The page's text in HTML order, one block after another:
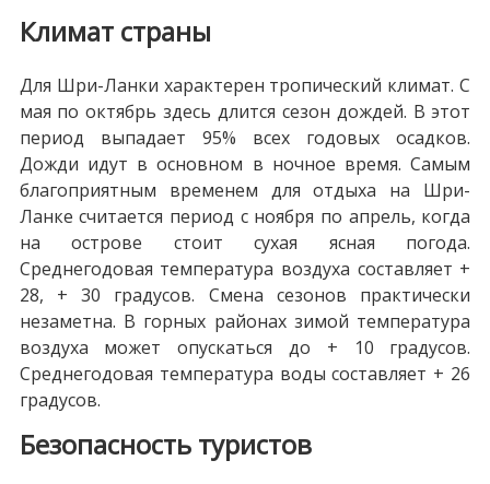
Климат страны
Для Шри-Ланки характерен тропический климат. С
мая по октябрь здесь длится сезон дождей. В этот
период выпадает 95% всех годовых осадков.
Дожди идут в основном в ночное время. Самым
благоприятным временем для отдыха на Шри-
Ланке считается период с ноября по апрель, когда
на острове стоит сухая ясная погода.
Среднегодовая температура воздуха составляет +
28, + 30 градусов. Смена сезонов практически
незаметна. В горных районах зимой температура
воздуха может опускаться до + 10 градусов.
Среднегодовая температура воды составляет + 26
градусов.
Безопасность туристов